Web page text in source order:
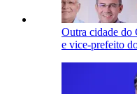
Outra cidade do
e vice-prefeito